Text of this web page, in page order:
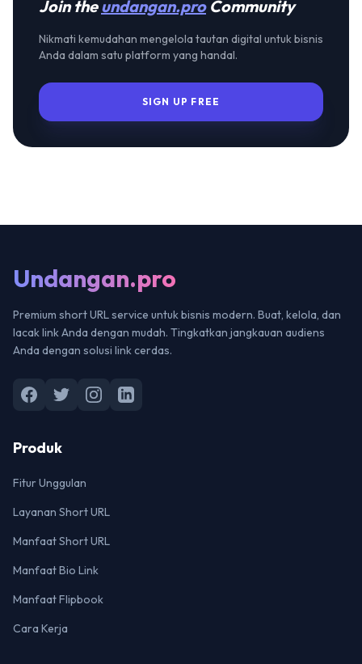
Join theundangan.proCommunity
Nikmati kemudahan mengelola tautan digital untuk bisnis
Anda dalam satu platform yang handal.
SIGN UP FREE
Undangan.pro
Premium short URL service untuk bisnis modern. Buat, kelola, dan
lacak link Anda dengan mudah. Tingkatkan jangkauan audiens
Anda dengan solusi link cerdas.
Produk
Fitur Unggulan
Layanan Short URL
Manfaat Short URL
Manfaat Bio Link
Manfaat Flipbook
Cara Kerja